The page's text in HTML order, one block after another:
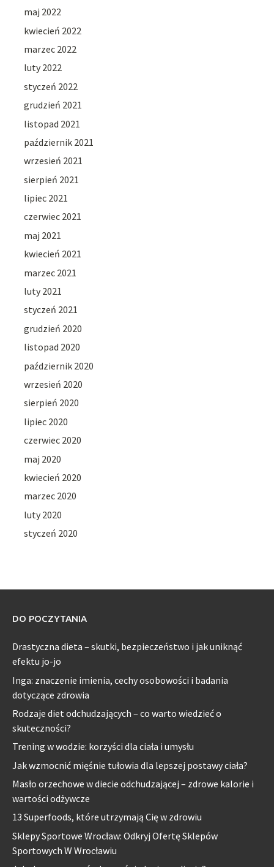
maj 2022
kwiecień 2022
marzec 2022
luty 2022
styczeń 2022
grudzień 2021
listopad 2021
październik 2021
wrzesień 2021
sierpień 2021
lipiec 2021
czerwiec 2021
maj 2021
kwiecień 2021
marzec 2021
luty 2021
styczeń 2021
grudzień 2020
listopad 2020
październik 2020
wrzesień 2020
sierpień 2020
lipiec 2020
czerwiec 2020
maj 2020
kwiecień 2020
marzec 2020
luty 2020
styczeń 2020
DO POCZYTANIA
Drastyczna dieta – skutki, bezpieczeństwo i jak uniknąć
efektu jo-jo
Inga: znaczenie imienia, cechy osobowości i badania
dotyczące zdrowia
Rodzaje diet odchudzających – co warto wiedzieć o
skuteczności?
Trening w wodzie: korzyści dla ciała i umysłu
Jak wzmocnić mięśnie tułowia dla lepszej postawy ciała?
Masło orzechowe w diecie odchudzającej – zdrowe kalorie i
wartości odżywcze
13 Superfoods, które utrzymają Cię w zdrowiu
Sklepy Sportowe Wrocław: Odkryj Ofertę Sklepów
Sportowych W Wrocławiu